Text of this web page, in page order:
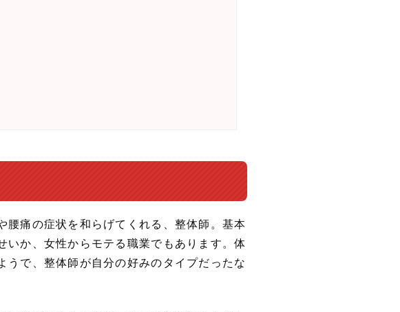
痛の症状を和らげてくれる、整体師。基本
いか、女性からモテる職業でもあります。体
で、整体師が自分の好みのタイプだったな